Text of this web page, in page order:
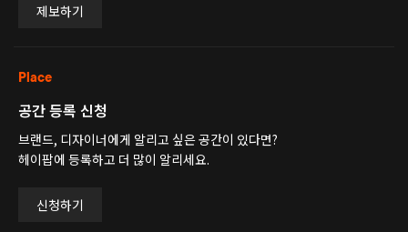
제보하기
Place
공간 등록 신청
브랜드, 디자이너에게 알리고 싶은 공간이 있다면?
헤이팝에 등록하고 더 많이 알리세요.
신청하기